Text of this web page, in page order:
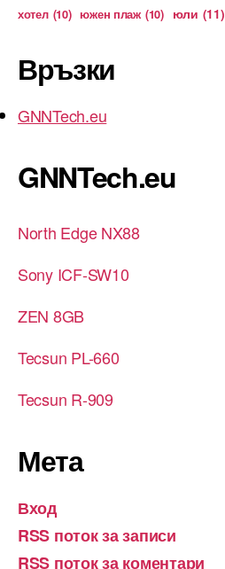
хотел (10) южен плаж (10) юли (11)
Връзки
GNNTech.eu
GNNTech.eu
North Edge NX88
Sony ICF-SW10
ZEN 8GB
Tecsun PL-660
Tecsun R-909
Мета
Вход
RSS поток за записи
RSS поток за коментари